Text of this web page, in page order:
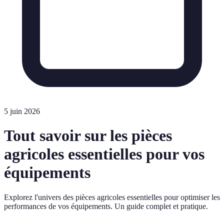
5 juin 2026
Tout savoir sur les pièces
agricoles essentielles pour vos
équipements
Explorez l'univers des pièces agricoles essentielles pour optimiser les
performances de vos équipements. Un guide complet et pratique.